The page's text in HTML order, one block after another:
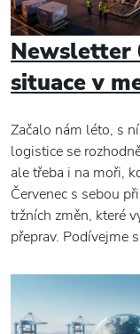
Newsletter
situace v
Začalo nám léto, s
logistice se
ale třeba i na moři,
Červenec s sebou
tržních změn, které
přeprav. Podívejme